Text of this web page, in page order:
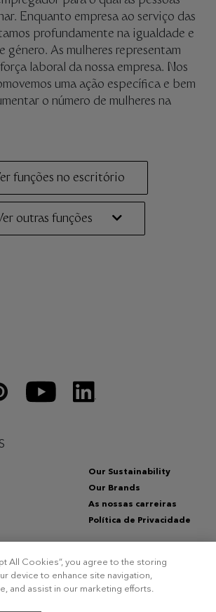
Enquanto empresa ao serviço das
profundamente na igualdade e
género. As mulheres representam
laboral da nossa empresa. Nos
uma ação específica e bem
o número de mulheres na
funções no escritório
outras funções
Our Sustainability
Our Brands
As nossas carreiras
Política de Privacidade
All Cookies”, you agree to the storing
device to enhance site navigation,
and assist in our marketing efforts.